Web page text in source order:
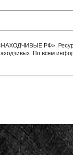
РФ».
По всем